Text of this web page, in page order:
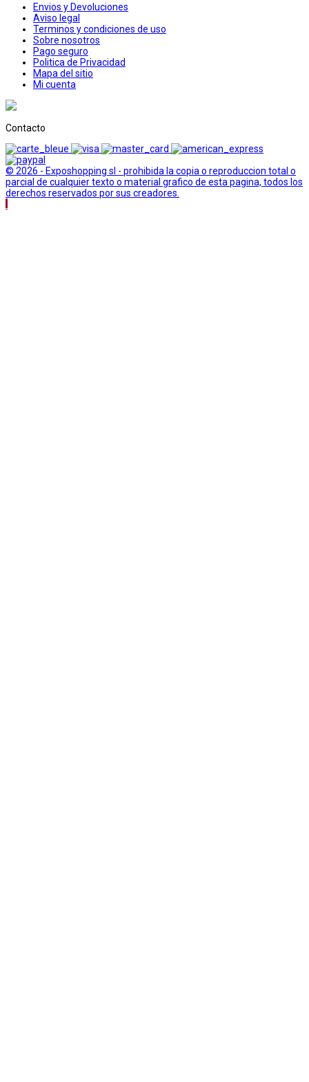
Envios y Devoluciones
Aviso legal
Terminos y condiciones de uso
Sobre nosotros
Pago seguro
Politica de Privacidad
Mapa del sitio
Mi cuenta
Contacto
© 2026 - Exposhopping sl - prohibida la copia o reproduccion total o
parcial de cualquier texto o material grafico de esta pagina, todos los
derechos reservados por sus creadores.